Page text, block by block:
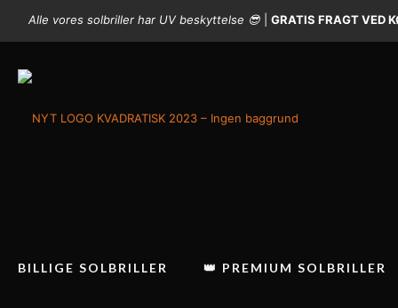
Alle vores solbriller har UV beskyttelse 😎 GRATIS FRAGT VED
BILLIGE SOLBRILLER 👑 PREMIUM SOLBRILLER